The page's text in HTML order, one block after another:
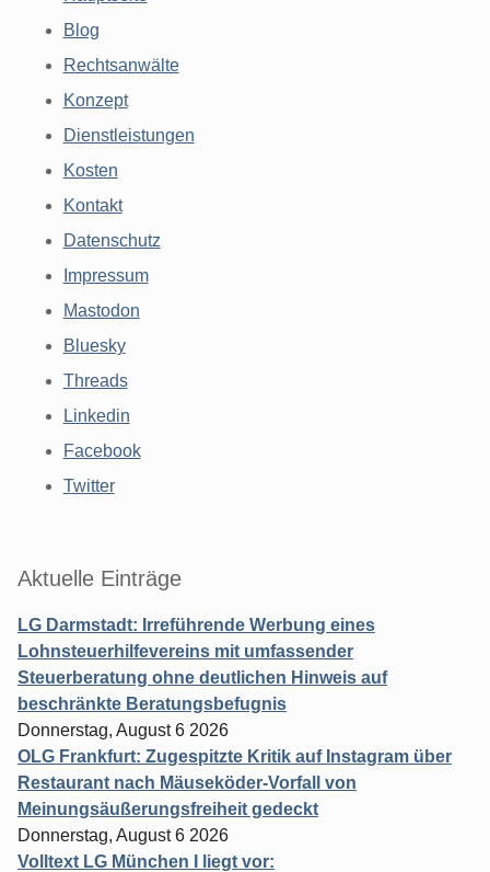
Blog
Rechtsanwälte
Konzept
Dienstleistungen
Kosten
Kontakt
Datenschutz
Impressum
Mastodon
Bluesky
Threads
Linkedin
Facebook
Twitter
Aktuelle Einträge
LG Darmstadt: Irreführende Werbung eines
Lohnsteuerhilfevereins mit umfassender
Steuerberatung ohne deutlichen Hinweis auf
beschränkte Beratungsbefugnis
Donnerstag, August 6 2026
OLG Frankfurt: Zugespitzte Kritik auf Instagram über
Restaurant nach Mäuseköder-Vorfall von
Meinungsäußerungsfreiheit gedeckt
Donnerstag, August 6 2026
Volltext LG München I liegt vor: